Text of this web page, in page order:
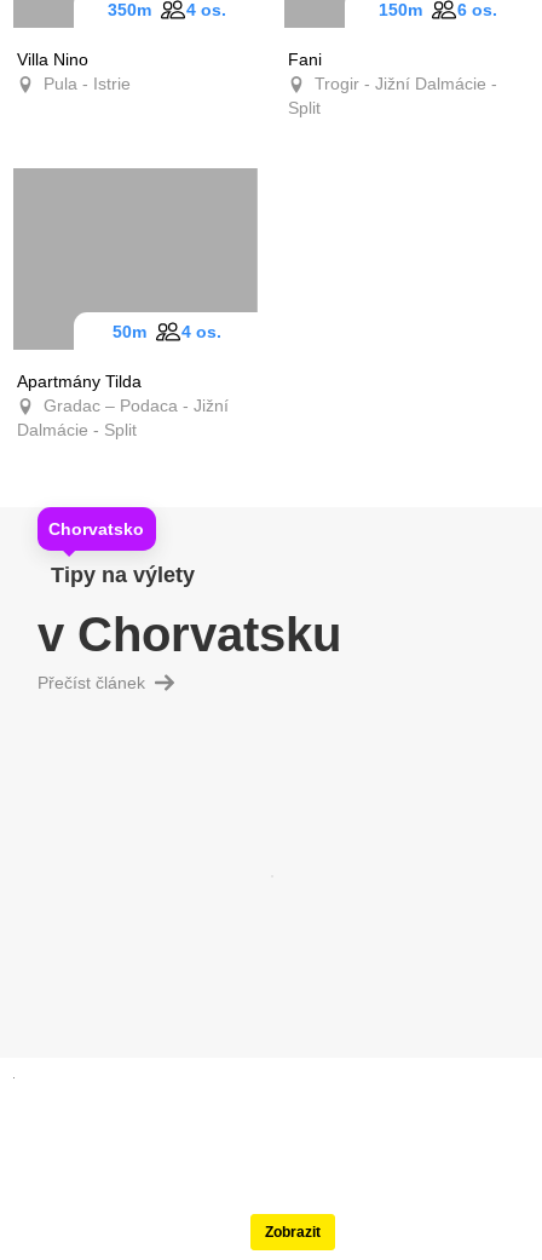
Villa Nino
Pula - Istrie
350m 4 os.
Fani
Trogir - Jižní Dalmácie -
Split
150m 6 os.
Apartmány Tilda
Gradac – Podaca - Jižní
Dalmácie - Split
50m 4 os.
Chorvatsko
Tipy na výlety
v Chorvatsku
Přečíst článek
Zobrazit